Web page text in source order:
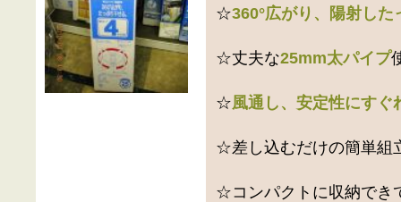
☆360°広がり、陽射した
☆丈夫な25mm太パイプ
☆風通し、安定性にすぐ
☆差し込むだけの簡単組
☆コンパクトに収納でき